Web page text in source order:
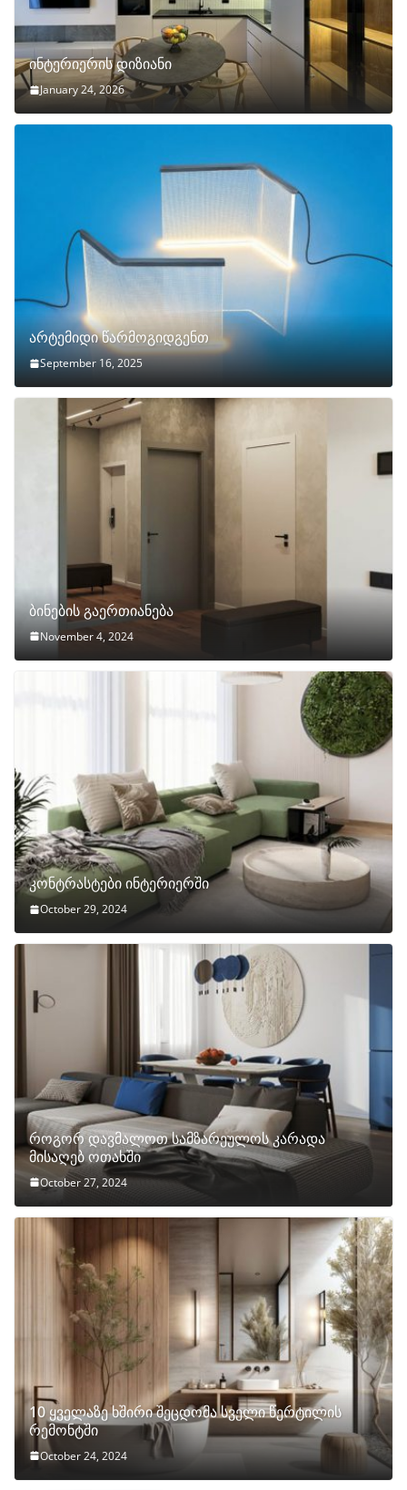
ინტერიერის დიზიანი
January 24, 2026
არტემიდი წარმოგიდგენთ
September 16, 2025
ბინების გაერთიანება
November 4, 2024
კონტრასტები ინტერიერში
October 29, 2024
როგორ დავმალოთ სამზარეულოს კარადა
მისაღებ ოთახში
October 27, 2024
10 ყველაზე ხშირი შეცდომა სველი წერტილის
რემონტში
October 24, 2024